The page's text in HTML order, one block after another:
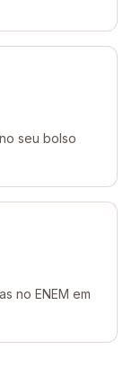
seu bolso
no ENEM em